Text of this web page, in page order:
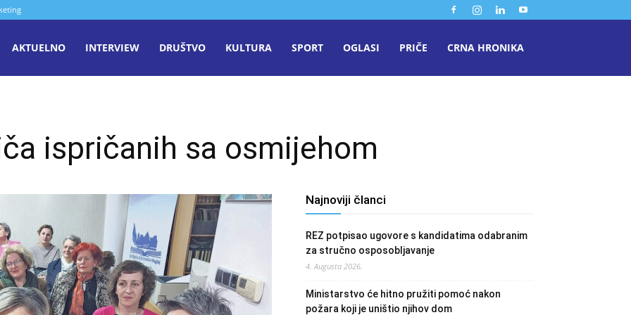
AKTUELNO INTERVIEW DRUŠTVO KULTURA SPORT OGLASI PRIČE CRNA HRONIKA
ispričanih sa osmijehom
Najnoviji članci
REZ potpisao ugovore s kandidatima odabranim
za stručno osposobljavanje
4. Augusta 2026.
Ministarstvo će hitno pružiti pomoć nakon
požara koji je uništio njihov dom